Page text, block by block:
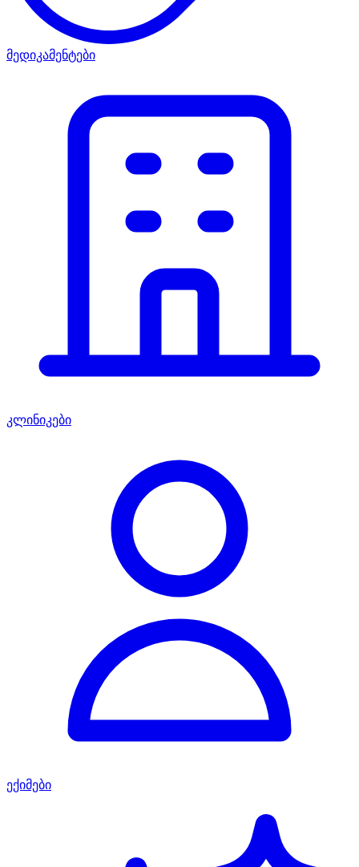
მედიკამენტები
კლინიკები
ექიმები